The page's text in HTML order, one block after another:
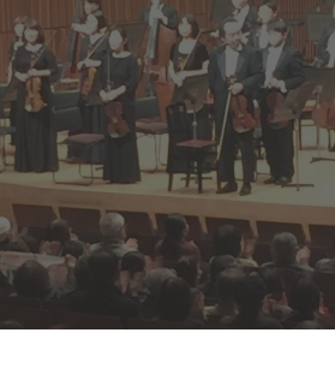
員紹介
スコア
域交流
山響
鑑賞会員入会
定期演奏会アーカイブ